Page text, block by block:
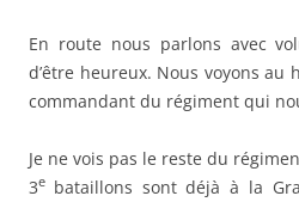
En route nous parlons avec
d’être heureux. Nous voyons au
commandant du régiment qui
Je ne vois pas le reste du
3e bataillons sont déjà à la